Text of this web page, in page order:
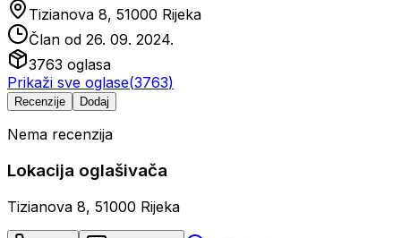
Tizianova 8, 51000 Rijeka
Član od 26. 09. 2024.
3763 oglasa
Prikaži sve oglase(3763)
Recenzije Dodaj
Nema recenzija
Lokacija oglašivača
Tizianova 8, 51000 Rijeka